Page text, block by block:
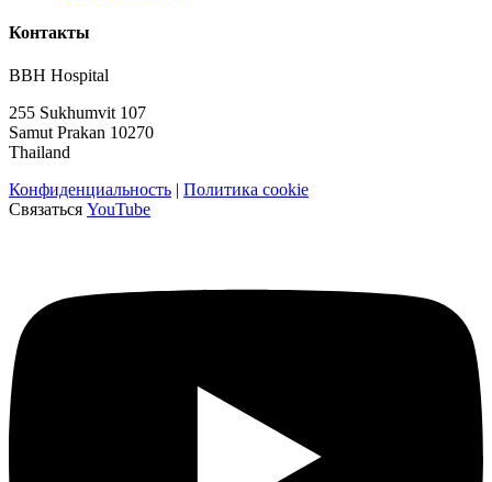
Контакты
BBH Hospital
255 Sukhumvit 107
Samut Prakan 10270
Thailand
Конфиденциальность | Политика cookie
Связаться YouTube